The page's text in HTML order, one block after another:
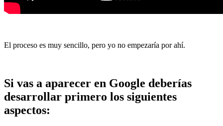
El proceso es muy sencillo, pero yo no empezaría por ahí.
Si vas a aparecer en Google deberías
desarrollar primero los siguientes
aspectos: